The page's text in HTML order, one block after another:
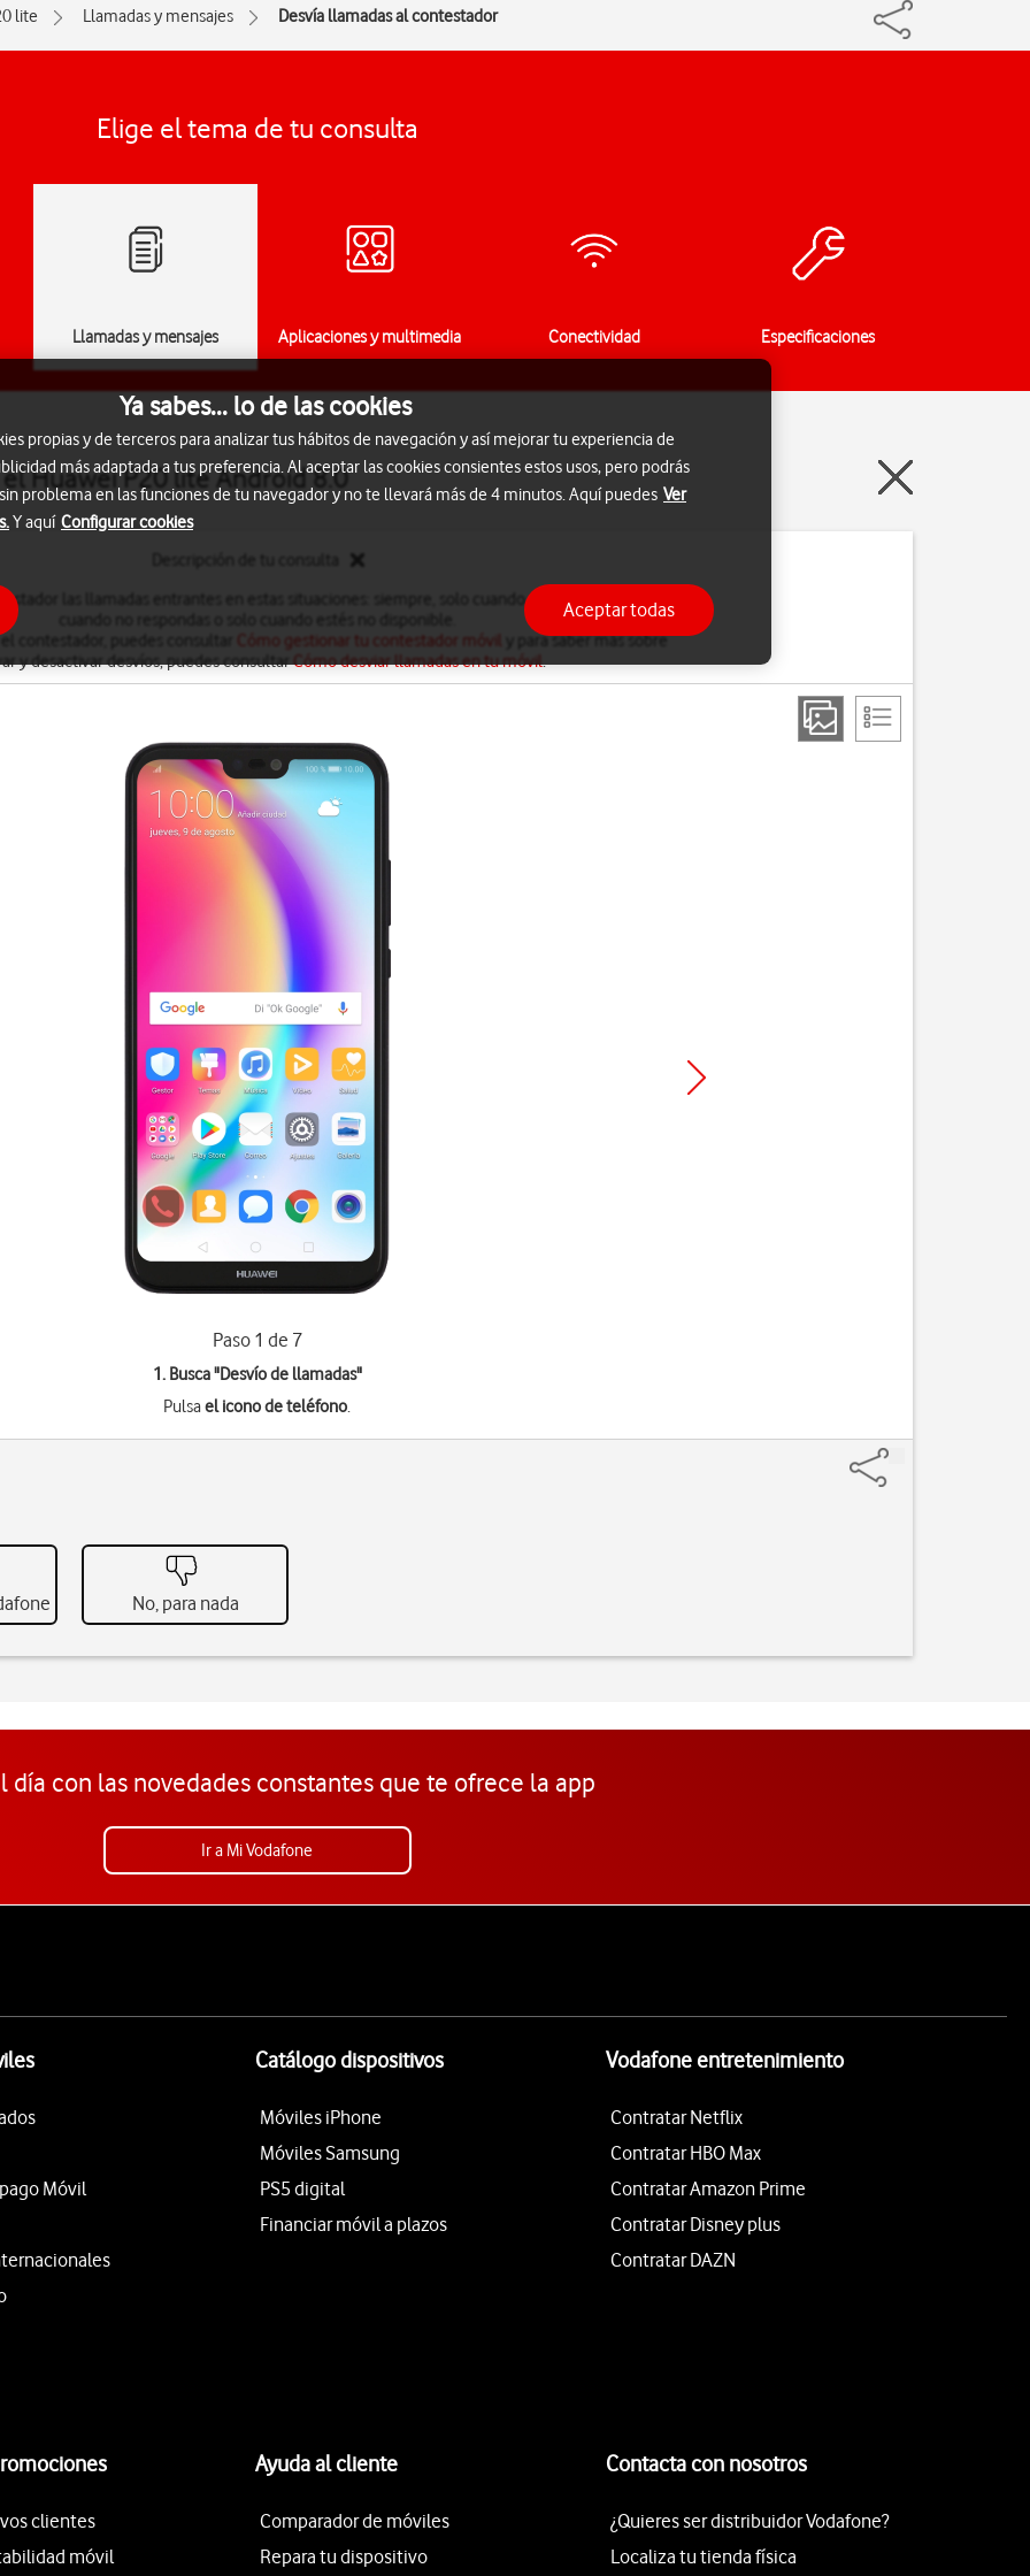
lite Llamadas y mensajes Desvía llamadas al contestador
Elige el tema de tu consulta
Llamadas y mensajes Aplicaciones y multimedia Conectividad Especificaciones
Huawei P20 lite Android 8.0
las llamadas entrantes en estas situaciones: siempre, solo cuando estés ocupado, solo
contestador, puedes consultar
Cómo gestionar tu contestador móvil
y para saber más sobre
y desactivar desvíos, puedes consultarCómo desviar llamadas en tu móvil.
Paso 1 de 7
1. Busca "Desvío de llamadas"
Pulsael icono de teléfono.
No, para nada
día con las novedades constantes que te ofrece la app
Ir a Mi Vodafone
Móvil
Catálogo dispositivos
Móviles iPhone
Móviles Samsung
PS5 digital
Financiar móvil a plazos
Vodafone entretenimiento
Contratar Netflix
Contratar HBO Max
Contratar Amazon Prime
Contratar Disney plus
Contratar DAZN
clientes
móvil
Ayuda al cliente
Comparador de móviles
Repara tu dispositivo
Contacta con nosotros
¿Quieres ser distribuidor Vodafone?
Localiza tu tienda física
Ya sabes... lo de las cookies
propias y de terceros para analizar tus hábitos de navegación y así mejorar tu experiencia de
más adaptada a tus preferencia. Al aceptar las cookies consientes estos usos, pero podrás
problema en las funciones de tu navegador y no te llevará más de 4 minutos. Aquí puedes Ver
Y aquí Configurar cookies
Aceptar todas